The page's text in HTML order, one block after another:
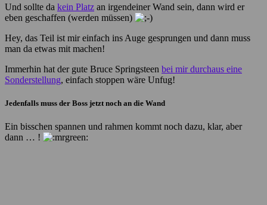
Und sollte da kein Platz an irgendeiner Wand sein, dann wird er
eben geschaffen (werden müssen)
Hey, das Teil ist mir einfach ins Auge gesprungen und dann muss
man da etwas mit machen!
Immerhin hat der gute Bruce Springsteen bei mir durchaus eine
Sonderstellung, einfach stoppen wäre Unfug!
Jedenfalls muss der Boss jetzt noch an die Wand
Ein bisschen spannen und rahmen kommt noch dazu, klar, aber
dann … !